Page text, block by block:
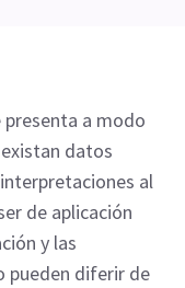
a modo
datos
al
de aplicación
y las
pueden diferir de